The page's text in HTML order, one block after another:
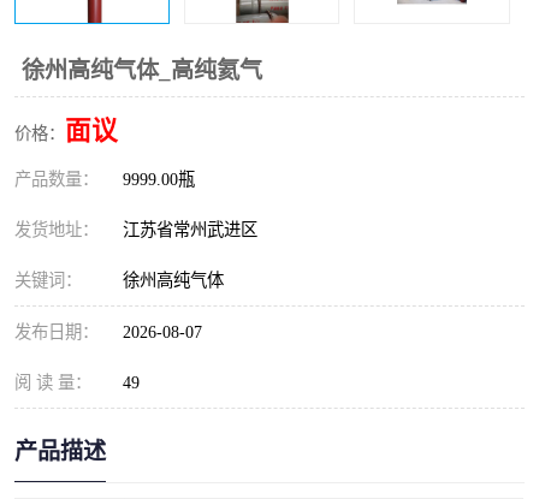
徐州高纯气体_高纯氦气
价格： 面议
产品数量： 9999.00瓶
发货地址： 江苏省常州武进区
关键词： 徐州高纯气体
发布日期： 2026-08-07
阅 读 量： 49
产品描述